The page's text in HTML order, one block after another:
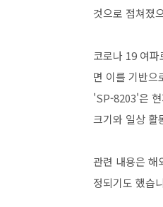
것으로 점쳐졌
코로나 19 여
면 이를 기반으
'SP-8203'은
크기와 일상 활
관련 내용은
정되기도 했습